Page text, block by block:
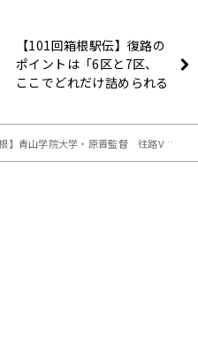
【101回箱根駅伝】復路の
ポイントは「6区と7区、
ここでどれだけ詰められる
督〜往路終了後インタビュ
ー〜
青山学院大学・原晋監督 往路Vメンバーについて